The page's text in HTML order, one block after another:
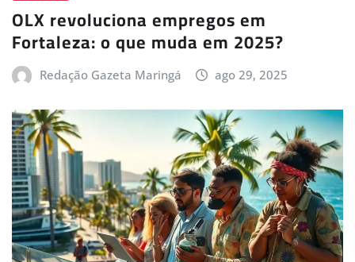
OLX revoluciona empregos em
Fortaleza: o que muda em 2025?
Redação Gazeta Maringá ago 29, 2025